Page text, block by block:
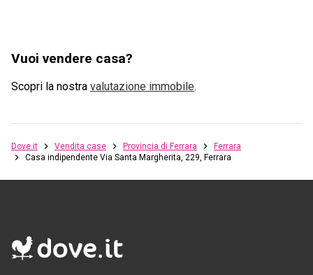
Vuoi vendere casa?
Scopri la nostra valutazione immobile.
Dove.it Vendita case Provincia di Ferrara
Ferrara
Casa indipendente Via Santa Margherita, 229, Ferrara